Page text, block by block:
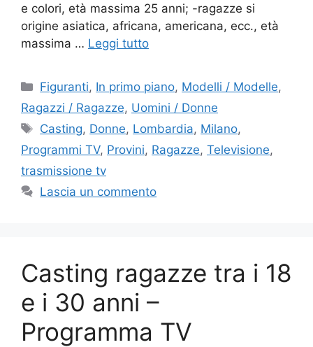
e colori, età massima 25 anni; -ragazze si
origine asiatica, africana, americana, ecc., età
massima … Leggi tutto
Categorie
Figuranti, In primo piano, Modelli / Modelle,
Ragazzi / Ragazze, Uomini / Donne
Tag
Casting, Donne, Lombardia, Milano,
Programmi TV, Provini, Ragazze, Televisione,
trasmissione tv
Lascia un commento
Casting ragazze tra i 18
e i 30 anni –
Programma TV